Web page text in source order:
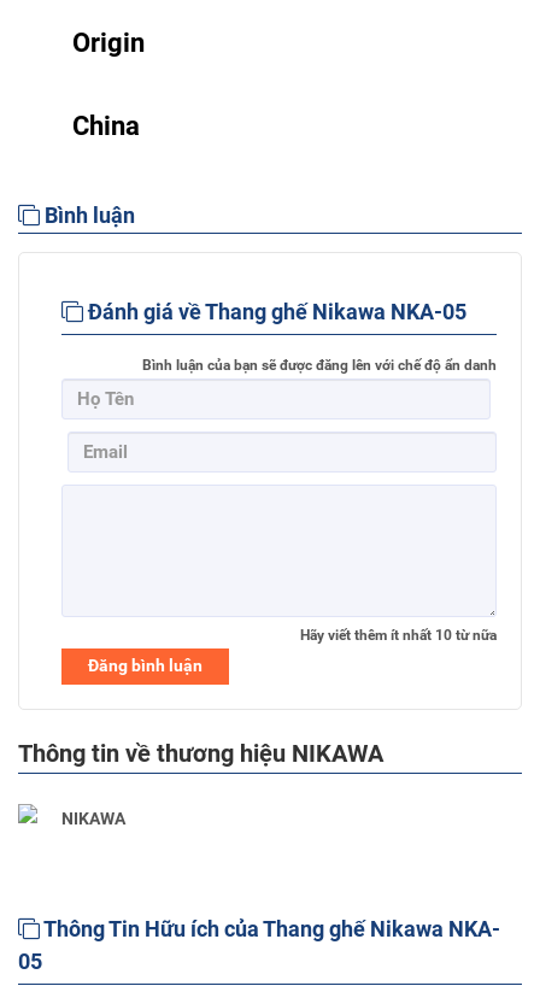
Origin
China
Bình luận
Đánh giá về Thang ghế Nikawa NKA-05
Bình luận của bạn sẽ được đăng lên với chế độ ẩn danh
Hãy viết thêm ít nhất 10 từ nữa
Đăng bình luận
Thông tin về thương hiệu NIKAWA
NIKAWA
Thông Tin Hữu ích của Thang ghế Nikawa NKA-
05